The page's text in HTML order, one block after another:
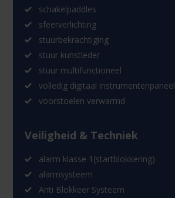
schakelpaddles
sfeerverlichting
stuurbekrachtiging
stuur kunstleder
stuur multifunctioneel
volledig digitaal instrumentenpaneel
voorstoelen verwarmd
Veiligheid & Techniek
alarm klasse 1(startblokkering)
alarmsysteem
Anti Blokkeer Systeem